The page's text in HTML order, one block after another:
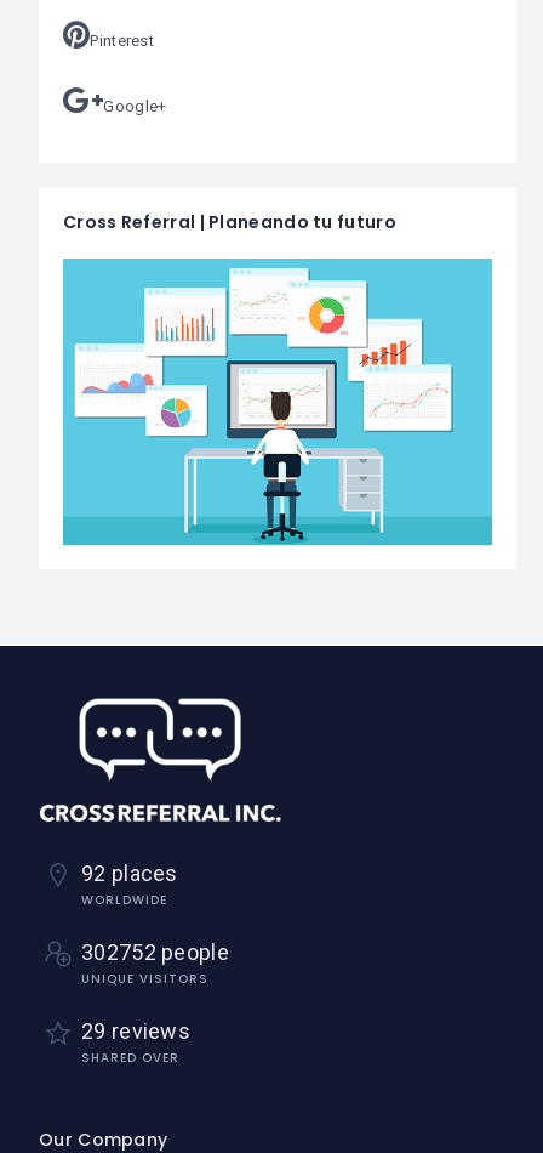
Pinterest
Google+
Cross Referral | Planeando tu futuro
92 places
WORLDWIDE
302752 people
UNIQUE VISITORS
29 reviews
SHARED OVER
Our Company